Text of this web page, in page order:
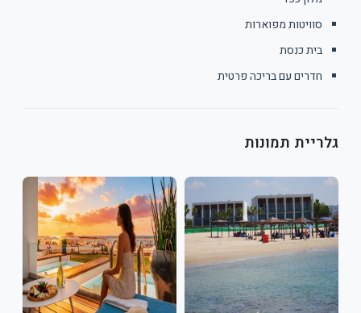
סוויטות מפוארות
בית כנסת
חדרים עם בריכה פרטית
גלריית תמונות